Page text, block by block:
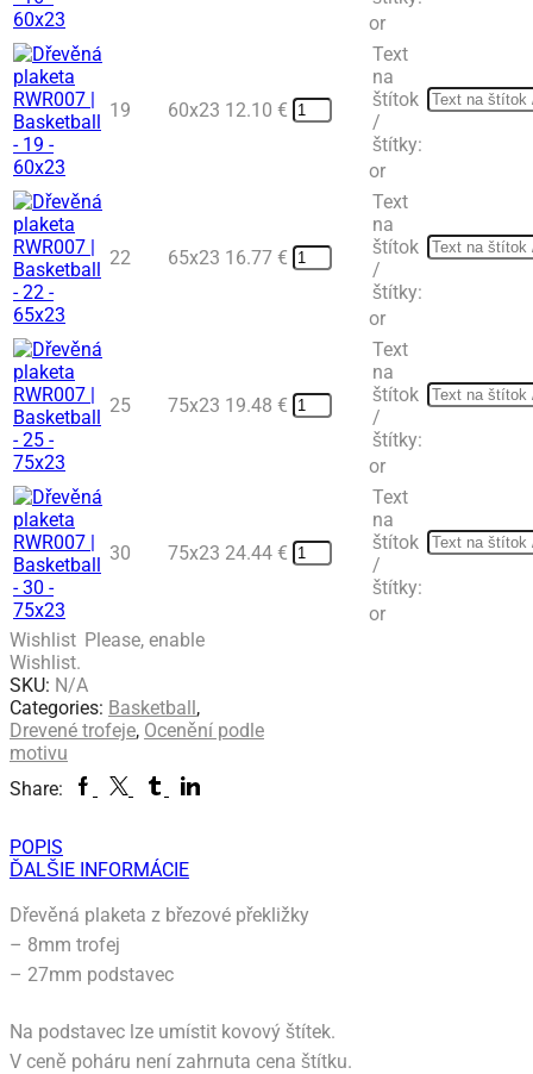
or
19 60x23 12.10 €
Text
na
štítok
/
štítky:
or
22 65x23 16.77 €
Text
na
štítok
/
štítky:
or
25 75x23 19.48 €
Text
na
štítok
/
štítky:
or
30 75x23 24.44 €
Text
na
štítok
/
štítky:
or
Wishlist Please, enable
Wishlist.
SKU: N/A
Categories: Basketball,
Drevené trofeje, Ocenění podle
motivu
Share:
Facebook
TwitterTumblrLinkedin
POPIS
ĎALŠIE INFORMÁCIE
Dřevěná plaketa z březové překližky
– 8mm trofej
– 27mm podstavec
Na podstavec lze umístit kovový štítek.
V ceně poháru není zahrnuta cena štítku.